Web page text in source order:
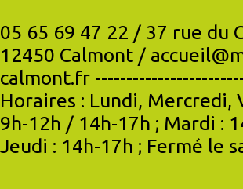
05 65 69 47 22 / 37 rue du
12450 Calmont /
calmont.fr
Horaires : Lundi, Mercredi,
9h-12h / 14h-17h ; Mardi :
Jeudi : 14h-17h ; Fermé le